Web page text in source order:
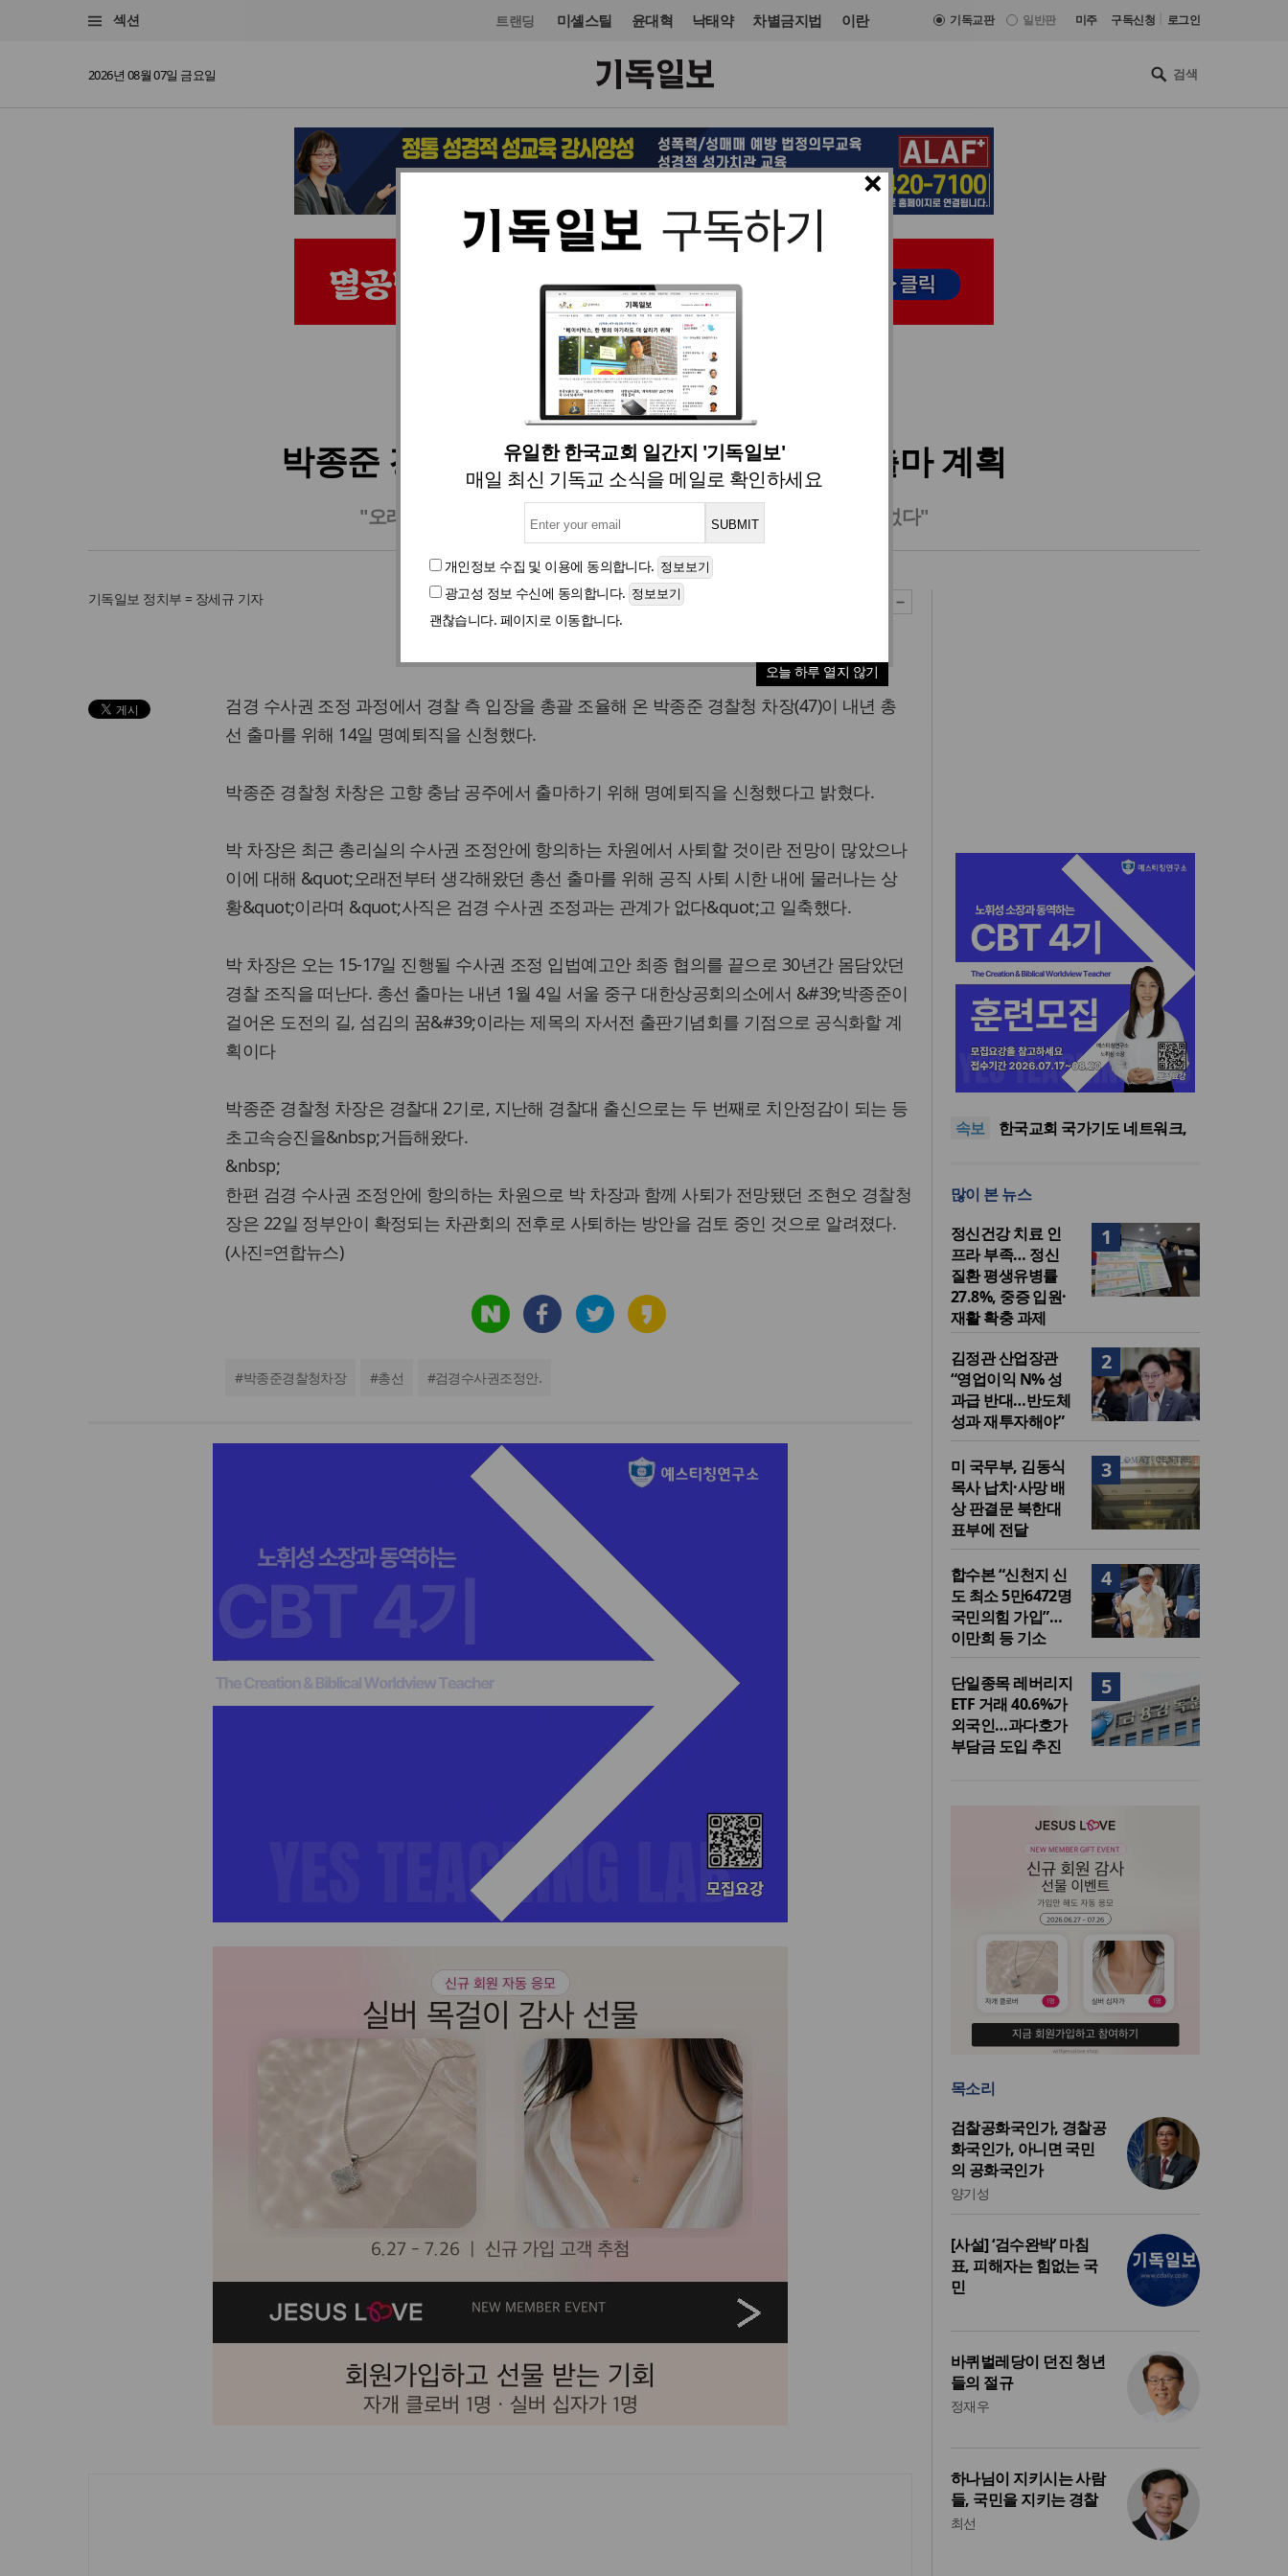
섹션 트랜딩 미셸스틸 윤대혁 낙태약 차별금지법 이란 기독교판 일반판 미주 구독신청 로그인
2026년 08월 07일 금요일
×
유일한 한국교회 일간지 '기독일보'
매일 최신 기독교 소식을 메일로 확인하세요
개인정보 수집 및 이용에 동의합니다.
광고성 정보 수신에 동의합니다.
괜찮습니다. 페이지로 이동합니다.
오늘 하루 열지 않기
정치일반 정치일반 입력 2011. 12. 16 09:17
박종준 경찰청차장 명퇴 신청, 내년 총선 출마 계획
"오래전부터 생각해온 총선 출마 위해...검경 수사권 조정과 관계 없다"
기독일보 정치부 = 장세규 기자
검경 수사권 조정 과정에서 경찰 측 입장을 총괄 조율해 온 박종준 경찰청 차장(47)이 내년 총
선 출마를 위해 14일 명예퇴직을 신청했다.
박종준 경찰청 차창은 고향 충남 공주에서 출마하기 위해 명예퇴직을 신청했다고 밝혔다.
박 차장은 최근 총리실의 수사권 조정안에 항의하는 차원에서 사퇴할 것이란 전망이 많았으나
이에 대해 &quot;오래전부터 생각해왔던 총선 출마를 위해 공직 사퇴 시한 내에 물러나는 상
황&quot;이라며 &quot;사직은 검경 수사권 조정과는 관계가 없다&quot;고 일축했다.
박 차장은 오는 15-17일 진행될 수사권 조정 입법예고안 최종 협의를 끝으로 30년간 몸담았던
경찰 조직을 떠난다. 총선 출마는 내년 1월 4일 서울 중구 대한상공회의소에서 &#39;박종준이
걸어온 도전의 길, 섬김의 꿈&#39;이라는 제목의 자서전 출판기념회를 기점으로 공식화할 계
획이다
박종준 경찰청 차장은 경찰대 2기로, 지난해 경찰대 출신으로는 두 번째로 치안정감이 되는 등
초고속승진을&nbsp;거듭해왔다.
&nbsp;
한편 검경 수사권 조정안에 항의하는 차원으로 박 차장과 함께 사퇴가 전망됐던 조현오 경찰청
장은 22일 정부안이 확정되는 차관회의 전후로 사퇴하는 방안을 검토 중인 것으로 알려졌다.
(사진=연합뉴스)
#박종준경찰청차장 #총선 #검경수사권조정안.
속보
한기연 “전쟁을 부르는 정책을
중단하라”
정신건강 치료 인프라 부족…
중증 입원·재활 확충 과제
선교의 현장
한국교회 국가기도 네트워크,
중단하라”
정신건강 치료 인프라 부족…
정신질환 평생유병률 27.8%,
중증 입원·재활 확충 과제
많이 본 뉴스
1
정신건강 치료 인
프라 부족… 정신
질환 평생유병률
27.8%, 중증 입원·
재활 확충 과제
2
김정관 산업장관
“영업이익 N% 성
과급 반대…반도체
성과 재투자해야”
3
미 국무부, 김동식
목사 납치·사망 배
상 판결문 북한대
표부에 전달
4
합수본 “신천지 신
도 최소 5만6472명
국민의힘 가입”…
이만희 등 기소
5
단일종목 레버리지
ETF 거래 40.6%가
외국인…과다호가
부담금 도입 추진
목소리
검찰공화국인가, 경찰공
화국인가, 아니면 국민
의 공화국인가
양기성
[사설] ‘검수완박’ 마침
표, 피해자는 힘없는 국
민
바퀴벌레당이 던진 청년
들의 절규
정재우
하나님이 지키시는 사람
들, 국민을 지키는 경찰
최선